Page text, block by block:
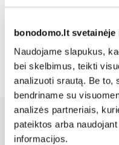
bonodomo.lt
Naudojame slapukus,
bei skelbimus, teikti
analizuoti srautą. Be to,
bendriname su
analizės partneriais,
pateiktos arba
informacijos.